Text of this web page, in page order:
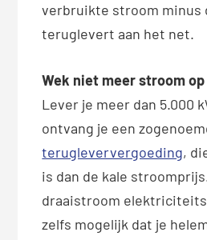
verbruikte stroom minus
teruglevert aan het net.
Wek niet meer stroom
Lever je meer dan 5.000
ontvang je een
terugleververgoeding,
is dan de kale
draaistroom
zelfs mogelijk dat je